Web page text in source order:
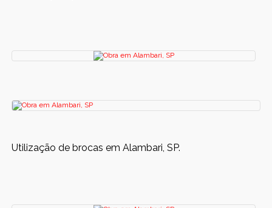
Utilização de brocas em Alambari, SP.